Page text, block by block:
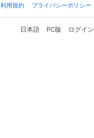
利用規約 プライバシーポリシー
日本語 PC版 ログイン